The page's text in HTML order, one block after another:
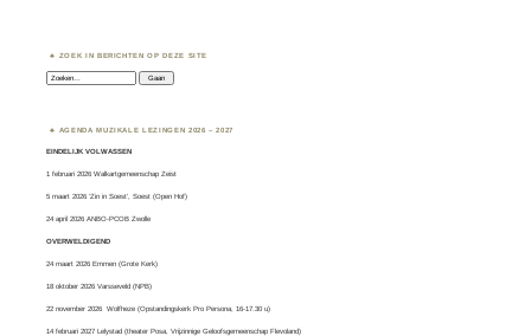
ZOEK IN BERICHTEN OP DEZE SITE
Zoeken:
AGENDA MUZIKALE LEZINGEN 2026 – 2027
EINDELIJK VOLWASSEN
1 februari 2026 Walkartgemeenschap Zeist
5 maart 2026 ‘Zin in Soest’, Soest (Open Hof)
24 april 2026 ANBO-PCOB Zwolle
OVERWELDIGEND
24 maart 2026 Emmen (Grote Kerk)
18 oktober 2026 Varsseveld (NPB)
22 november 2026 Wolfheze (Opstandingskerk Pro Persona, 16-17.30 u)
14 februari 2027 Lelystad (theater Posa, Vrijzinnige Geloofsgemeenschap Flevoland)